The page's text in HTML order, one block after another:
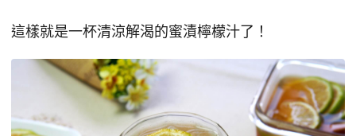
這樣就是一杯清涼解渴的蜜漬檸檬汁了！